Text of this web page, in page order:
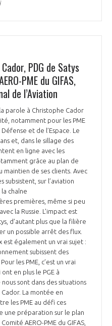
PDG de Satys
PME du GIFAS,
de l’Aviation
parole à Christophe Cador
notamment pour les PME
et de l’Espace. Le
et, dans le sillage des
en ligne avec les
grâce au plan de
de ses clients. Avec
subsistent, sur l’aviation
chaîne
premières, même si peu
la Russie. L’impact est
d’autant plus que la filière
un possible arrêt des flux.
est également un vrai sujet :
subissent des
les PME, c’est un vrai
en plus le PGE à
sont dans des situations
La montée en
les PME au défi ces
une préparation sur le plan
AERO-PME du GIFAS,